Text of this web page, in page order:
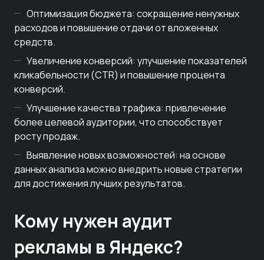
Оптимизация бюджета: сокращение ненужных
расходов и повышение отдачи от вложенных
средств.
Увеличение конверсий: улучшение показателей
кликабельности (CTR) и повышение процента
конверсий.
Улучшение качества трафика: привлечение
более целевой аудитории, что способствует
росту продаж.
Выявление новых возможностей: на основе
данных анализа можно внедрить новые стратегии
для достижения лучших результатов.
Кому нужен аудит
рекламы в Яндекс?